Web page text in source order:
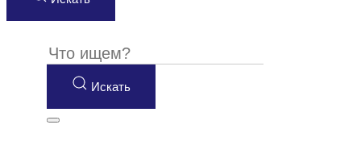
Искать